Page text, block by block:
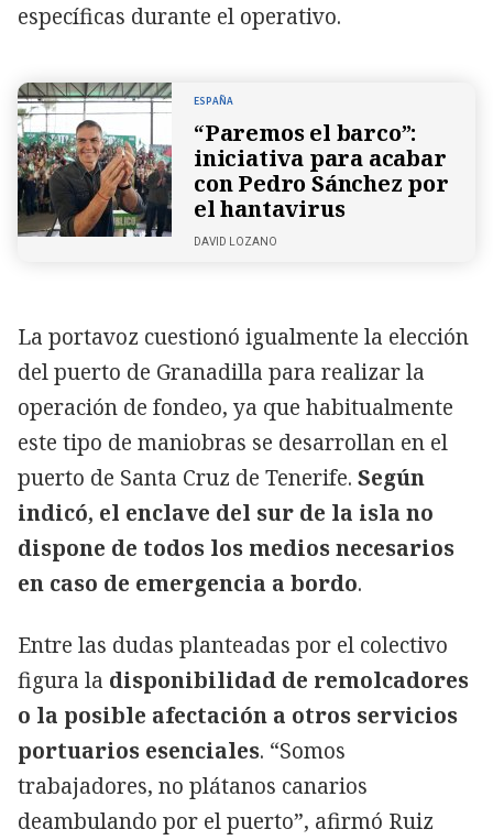
específicas durante el operativo.
ESPAÑA
“Paremos el barco”:
iniciativa para acabar
con Pedro Sánchez por
el hantavirus
DAVID LOZANO
La portavoz cuestionó igualmente la elección
del puerto de Granadilla para realizar la
operación de fondeo, ya que habitualmente
este tipo de maniobras se desarrollan en el
puerto de Santa Cruz de Tenerife. Según
indicó, el enclave del sur de la isla no
dispone de todos los medios necesarios
en caso de emergencia a bordo.
Entre las dudas planteadas por el colectivo
figura la disponibilidad de remolcadores
o la posible afectación a otros servicios
portuarios esenciales. “Somos
trabajadores, no plátanos canarios
deambulando por el puerto”, afirmó Ruiz